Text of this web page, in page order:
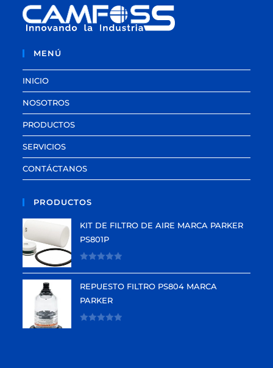
MENÚ
INICIO
NOSOTROS
PRODUCTOS
SERVICIOS
CONTÁCTANOS
PRODUCTOS
KIT DE FILTRO DE AIRE MARCA PARKER
PS801P
r
REPUESTO FILTRO PS804 MARCA
PARKER